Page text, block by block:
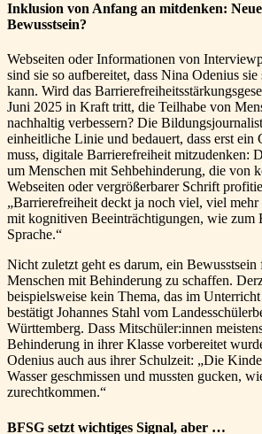
Inklusion von Anfang an mitdenken:
Bewusstsein?
Webseiten oder Informationen von
sind sie so aufbereitet, dass Nina Odenius
kann. Wird das
Juni 2025 in Kraft tritt, die Teilhabe von
nachhaltig verbessern? Die
einheitliche Linie und bedauert, dass erst ein
muss, digitale Barrierefreiheit mitzudenken:
um Menschen mit Sehbehinderung, die von
Webseiten oder vergrößerbarer Schrift
„Barrierefreiheit deckt ja noch viel, viel mehr
mit kognitiven Beeinträchtigungen, wie zum
Sprache.“
Nicht zuletzt geht es darum, ein
Menschen mit Behinderung zu schaffen.
beispielsweise kein Thema, das im
bestätigt Johannes Stahl vom
Württemberg. Dass Mitschüler:innen
Behinderung in ihrer Klasse vorbereitet
Odenius auch aus ihrer Schulzeit: „Die
Wasser geschmissen und mussten gucken,
zurechtkommen.“
BFSG setzt wichtiges Signal, aber …